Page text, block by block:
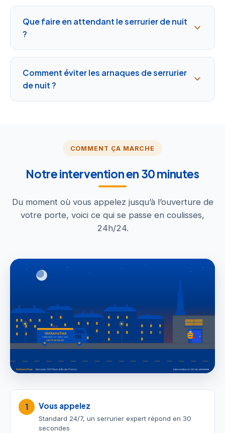
Que faire en attendant le serrurier de nuit
?
Comment éviter les arnaques de serrurier
de nuit ?
COMMENT ÇA MARCHE
Notre intervention en 30 minutes
Du moment où vous appelez jusqu’à l’ouverture de
votre porte, voici ce qui se passe en coulisses,
24h/24.
1 Vous appelez
Standard 24/7, un serrurier expert répond en 30
secondes